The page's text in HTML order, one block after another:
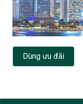
Dùng ưu đãi